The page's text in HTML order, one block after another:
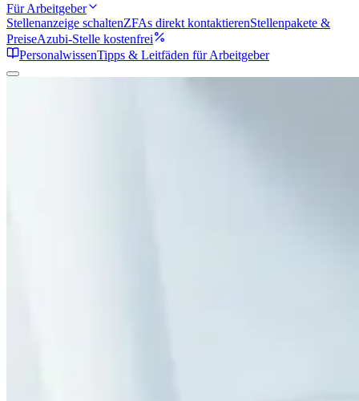
Für Arbeitgeber
Stellenanzeige schaltenZFAs direkt kontaktierenStellenpakete &
PreiseAzubi-Stelle kostenfrei
PersonalwissenTipps & Leitfäden für Arbeitgeber